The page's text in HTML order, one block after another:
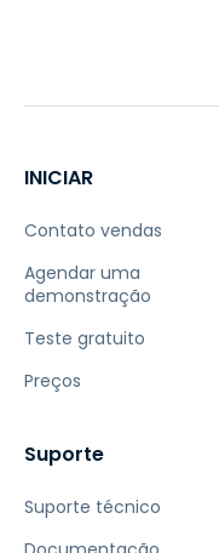
INICIAR
Contato vendas
Agendar uma
demonstração
Teste gratuito
Preços
Suporte
Suporte técnico